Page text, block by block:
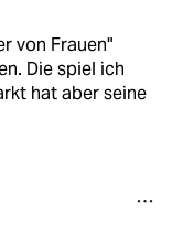
von Frauen"
Die spiel ich
hat aber seine